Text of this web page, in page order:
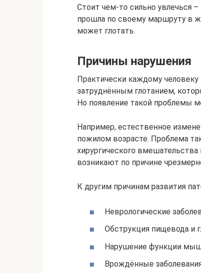
Стоит чем-то сильно увлечься
прошла по своему маршруту в
может глотать.
Причины нарушения
Практически каждому
затруднённым глотанием,
Но появление такой проблемы
Например, естественное
пожилом возрасте. Проблема
хирургического
возникают по причине
К другим причинам развития
Неврологические
Обструкция пищевода и
Нарушение функции
Врождённые